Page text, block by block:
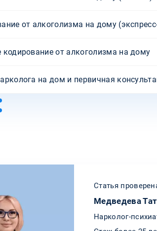
от алкоголизма на дому
кодирование от алкоголизма на дому
на дом и первичная
Статья
Медведева
Нарколог-